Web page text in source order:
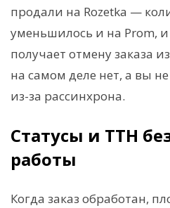
продали на Rozetka —
уменьшилось и на Prom, и
получает отмену заказа
на самом деле нет, а вы
из-за рассинхрона.
Статусы и ТТН
работы
Когда заказ обработан,